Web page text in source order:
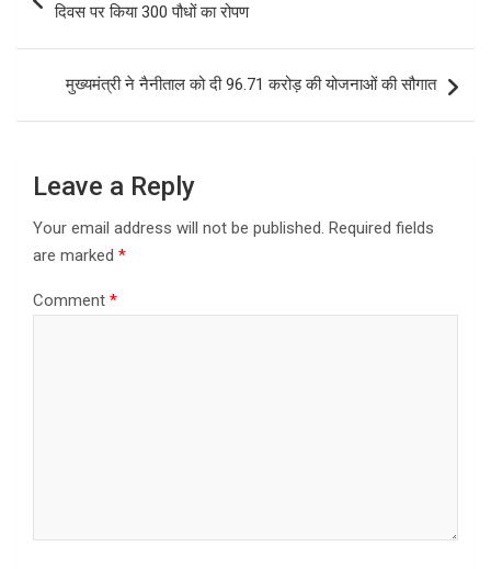
दिवस पर किया 300 पौधों का रोपण
मुख्यमंत्री ने नैनीताल को दी 96.71 करोड़ की योजनाओं की सौगात
Leave a Reply
Your email address will not be published. Required fields
are marked *
Comment *